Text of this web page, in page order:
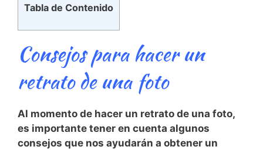
Tabla de Contenido
Consejos para‌ hacer un
retrato de una foto
Al momento de hacer un retrato de una foto,
es ​importante tener en cuenta‌ algunos
consejos que nos‌ ayudarán a obtener ‌un